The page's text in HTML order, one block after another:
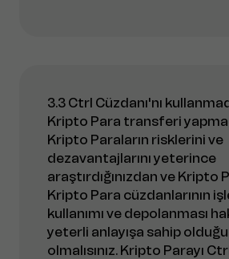
3.3 Ctrl Cüzdanı'nı
Kripto Para transferi
Kripto Paraların risklerini ve
dezavantajlarını yeterince
araştırdığınızdan ve Kripto
Kripto Para cüzdanlarının
kullanımı ve depolanması
yeterli anlayışa sahip
olmalısınız. Kripto Parayı